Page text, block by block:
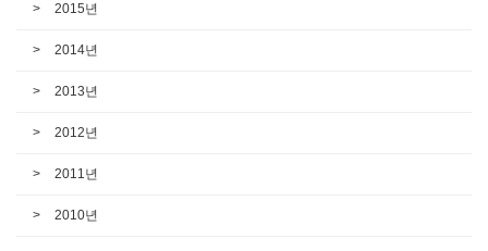
2015년
2014년
2013년
2012년
2011년
2010년